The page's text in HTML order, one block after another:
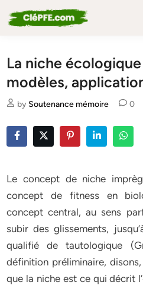
to
La niche
modèles,
by Soutenance mémoire 0
Le concept de niche
concept de fitness en
concept central, au sens
subir des glissements,
qualifié de tautologique
définition préliminaire,
que la niche est ce qui décrit